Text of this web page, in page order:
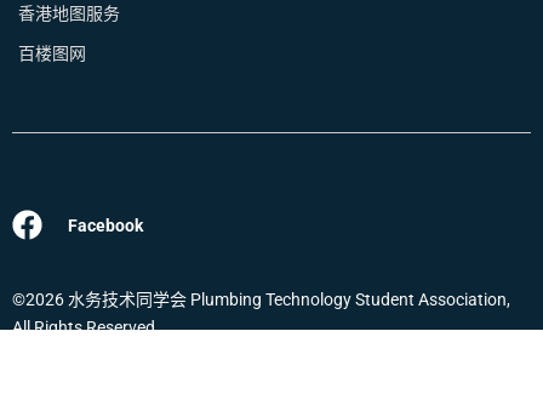
香港地图服务
百楼图网
Facebook
©2026 水务技术同学会 Plumbing Technology Student Association,
All Rights Reserved.